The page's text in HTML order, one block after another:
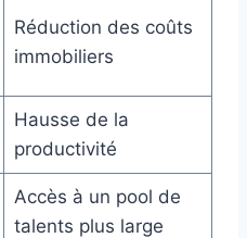
Réduction des coûts
immobiliers
Hausse de la
productivité
Accès à un pool de
talents plus large